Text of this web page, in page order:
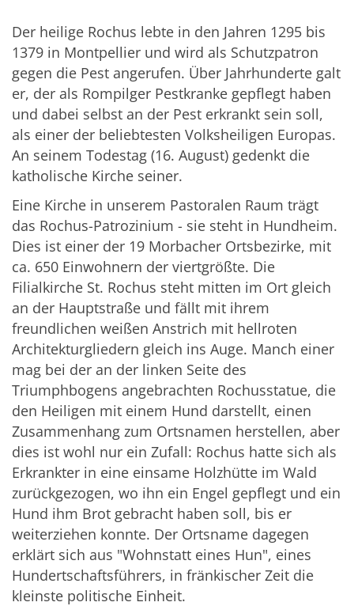
Der heilige Rochus lebte in den Jahren 1295 bis
1379 in Montpellier und wird als Schutzpatron
gegen die Pest angerufen. Über Jahrhunderte galt
er, der als Rompilger Pestkranke gepflegt haben
und dabei selbst an der Pest erkrankt sein soll,
als einer der beliebtesten Volksheiligen Europas.
An seinem Todestag (16. August) gedenkt die
katholische Kirche seiner.
Eine Kirche in unserem Pastoralen Raum trägt
das Rochus-Patrozinium - sie steht in Hundheim.
Dies ist einer der 19 Morbacher Ortsbezirke, mit
ca. 650 Einwohnern der viertgrößte. Die
Filialkirche St. Rochus steht mitten im Ort gleich
an der Hauptstraße und fällt mit ihrem
freundlichen weißen Anstrich mit hellroten
Architekturgliedern gleich ins Auge. Manch einer
mag bei der an der linken Seite des
Triumphbogens angebrachten Rochusstatue, die
den Heiligen mit einem Hund darstellt, einen
Zusammenhang zum Ortsnamen herstellen, aber
dies ist wohl nur ein Zufall: Rochus hatte sich als
Erkrankter in eine einsame Holzhütte im Wald
zurückgezogen, wo ihn ein Engel gepflegt und ein
Hund ihm Brot gebracht haben soll, bis er
weiterziehen konnte. Der Ortsname dagegen
erklärt sich aus "Wohnstatt eines Hun", eines
Hundertschaftsführers, in fränkischer Zeit die
kleinste politische Einheit.